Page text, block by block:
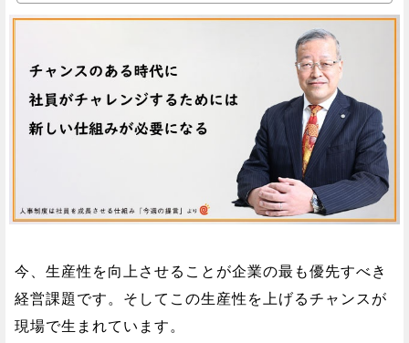
今、生産性を向上させることが企業の最も優先すべき
経営課題です。そしてこの生産性を上げるチャンスが
現場で生まれています。